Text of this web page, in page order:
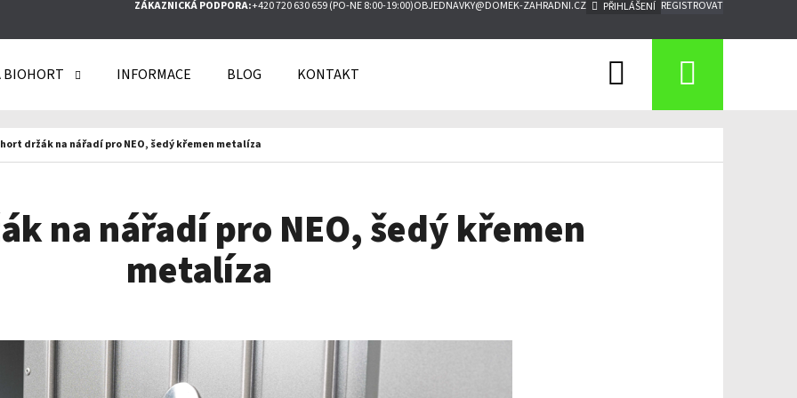
ZÁKAZNICKÁ PODPORA:+420 720 630 659 (PO-NE 8:00-19:00)OBJEDNAVKY@DOMEK-ZAHRADNI.CZ PŘIHLÁŠENÍ REGISTROVAT
BIOHORT INFORMACE BLOG KONTAKT Hledat
držák na nářadí pro NEO, šedý křemen metalíza
na nářadí pro NEO, šedý křemen
metalíza
DOPORUČUJEME